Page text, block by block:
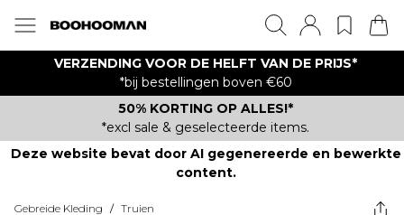
VERZENDING VOOR DE HELFT VAN DE PRIJS*
*bij bestellingen boven €60
50% KORTING OP ALLES!*
*excl sale & geselecteerde items.
Deze website bevat door AI gegenereerde en bewerkte
content.
Gebreide Kleding / Truien